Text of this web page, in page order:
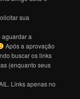
sua
aguardar a
Após a aprovação
buscar os links
(enquanto seus
Links apenas no